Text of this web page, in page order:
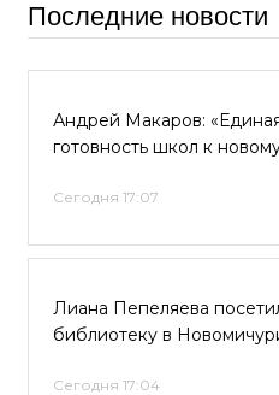
Последние новости
Андрей Макаров:
готовность школ к
Сегодня 17:07
Лиана Пепеляева
библиотеку в
Сегодня 17:04